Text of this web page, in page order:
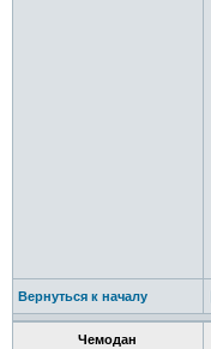
Вернуться к началу
Чемодан